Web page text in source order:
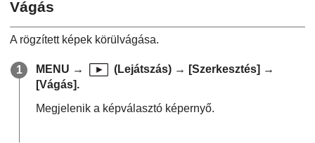
Vágás
A rögzített képek körülvágása.
MENU → (Lejátszás) → [Szerkesztés] →
[Vágás].
Megjelenik a képválasztó képernyő.